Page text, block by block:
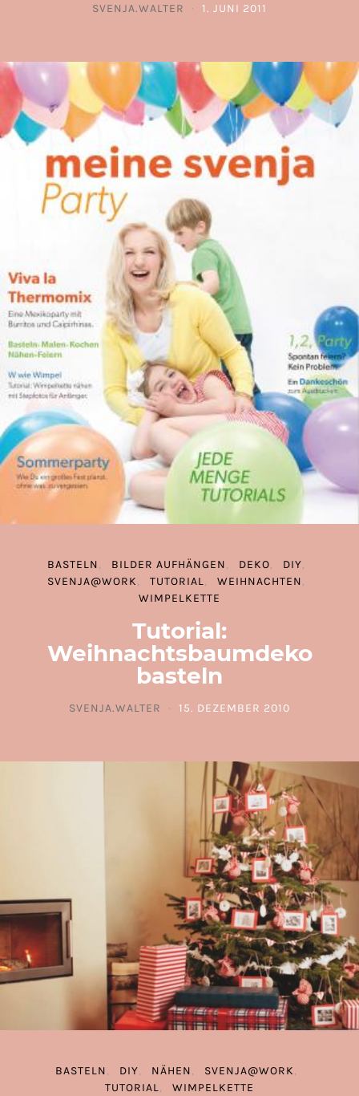
SVENJA.WALTER
POSTED ON
1. JUNI 2011
BASTELN BILDER AUFHÄNGEN DEKO
DIY
SVENJA@WORK
TUTORIAL
WEIHNACHTEN
WIMPELKETTE
Tutorial:
Weihnachtsbaumdeko
basteln
SVENJA.WALTER
POSTED ON
15. DEZEMBER 2010
BASTELN DIY NÄHEN
SVENJA@WORK
TUTORIAL
WIMPELKETTE